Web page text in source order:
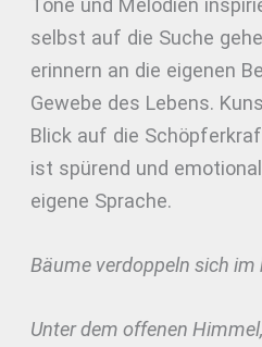
selbst auf die Suche
erinnern an die eigenen
Gewebe des Lebens.
Blick auf die
ist spürend und
eigene Sprache.
Bäume verdoppeln sich im
Unter dem offenen Himmel,